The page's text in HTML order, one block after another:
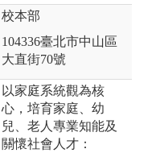
校本部
104336臺北市中山區
大直街70號
以家庭系統觀為核
心，培育家庭、幼
兒、老人專業知能及
關懷社會人才：